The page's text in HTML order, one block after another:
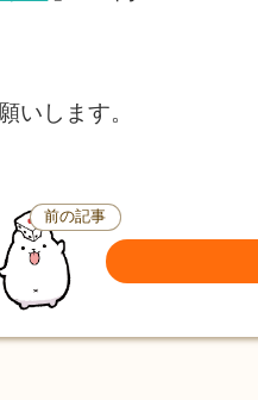
いします。
前の記事